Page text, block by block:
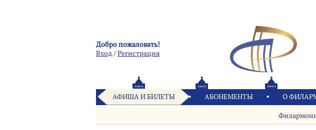
Добро пожаловать!
Вход/Pегистрация
АФИША И БИЛЕТЫ АБОНЕМЕНТЫ О